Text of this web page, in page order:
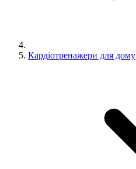
Кардіотренажери для дому